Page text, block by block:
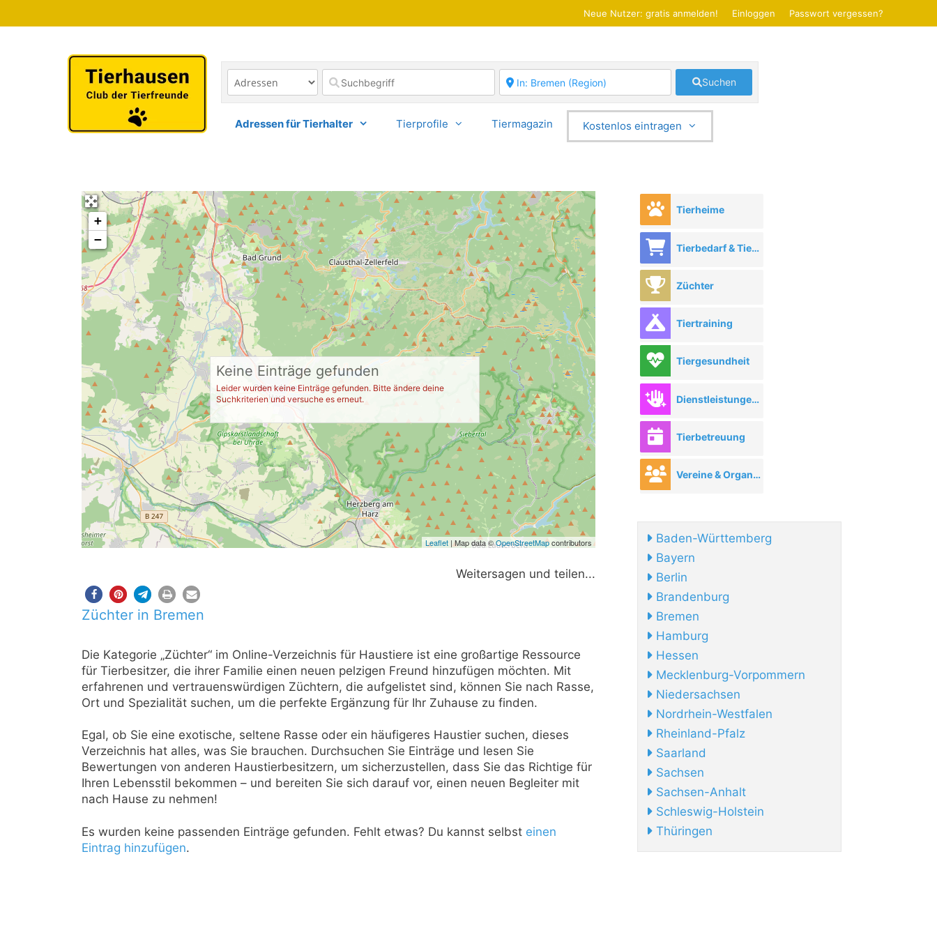
Inhalt
Neue Nutzer: gratis anmelden! Einloggen Passwort vergessen?
Suchen
Adressen für Tierhalter Tierprofile Tiermagazin Kostenlos eintragen
+
−
Leaflet | Map data ©OpenStreetMapcontributors
Keine Einträge gefunden
Leider wurden keine Einträge gefunden. Bitte ändere deine
Suchkriterien und versuche es erneut.
Weitersagen und teilen...
Züchter in Bremen
Die Kategorie „Züchter“ im Online-Verzeichnis für Haustiere ist eine großartige Ressource
für Tierbesitzer, die ihrer Familie einen neuen pelzigen Freund hinzufügen möchten. Mit
erfahrenen und vertrauenswürdigen Züchtern, die aufgelistet sind, können Sie nach Rasse,
Ort und Spezialität suchen, um die perfekte Ergänzung für Ihr Zuhause zu finden.
Egal, ob Sie eine exotische, seltene Rasse oder ein häufigeres Haustier suchen, dieses
Verzeichnis hat alles, was Sie brauchen. Durchsuchen Sie Einträge und lesen Sie
Bewertungen von anderen Haustierbesitzern, um sicherzustellen, dass Sie das Richtige für
Ihren Lebensstil bekommen – und bereiten Sie sich darauf vor, einen neuen Begleiter mit
nach Hause zu nehmen!
Es wurden keine passenden Einträge gefunden. Fehlt etwas? Du kannst selbst einen
Eintrag hinzufügen.
Tierheime
Tierbedarf & Tierhandel
Züchter
Tiertraining
Tiergesundheit
Dienstleistungen rund ums Tier
Tierbetreuung
Vereine & Organisationen
Baden-Württemberg
Bayern
Berlin
Brandenburg
Bremen
Hamburg
Hessen
Mecklenburg-Vorpommern
Niedersachsen
Nordrhein-Westfalen
Rheinland-Pfalz
Saarland
Sachsen
Sachsen-Anhalt
Schleswig-Holstein
Thüringen